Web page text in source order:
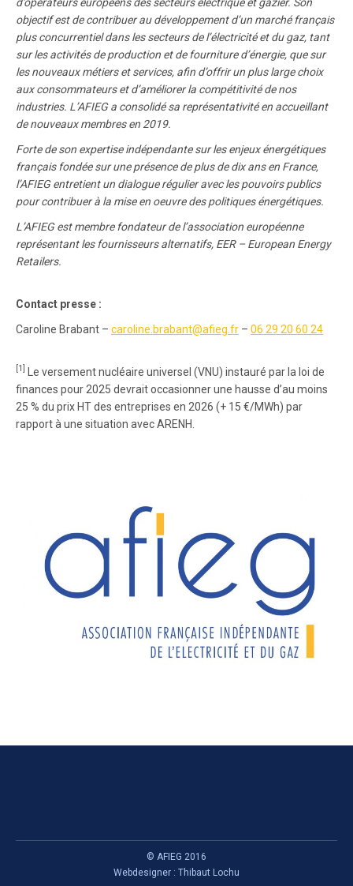
objectif est de contribuer au développement d’un marché français
plus concurrentiel dans les secteurs de l’électricité et du gaz, tant
sur les activités de production et de fourniture d’énergie, que sur
les nouveaux métiers et services, afin d’offrir un plus large choix
aux consommateurs et d’améliorer la compétitivité de nos
industries. L’AFIEG a consolidé sa représentativité en accueillant
de nouveaux membres en 2019.
Forte de son expertise indépendante sur les enjeux énergétiques
français fondée sur une présence de plus de dix ans en France,
l’AFIEG entretient un dialogue régulier avec les pouvoirs publics
pour contribuer à la mise en oeuvre des politiques énergétiques.
L’AFIEG est membre fondateur de l’association européenne
représentant les fournisseurs alternatifs, EER – European Energy
Retailers.
Contact presse :
Caroline Brabant – caroline.brabant@afieg.fr – 06 29 20 60 24
[1]
Le versement nucléaire universel (VNU) instauré par la loi de
finances pour 2025 devrait occasionner une hausse d’au moins
25 % du prix HT des entreprises en 2026 (+ 15 €/MWh) par
rapport à une situation avec ARENH.
© AFIEG 2016
Webdesigner : Thibaut Lochu